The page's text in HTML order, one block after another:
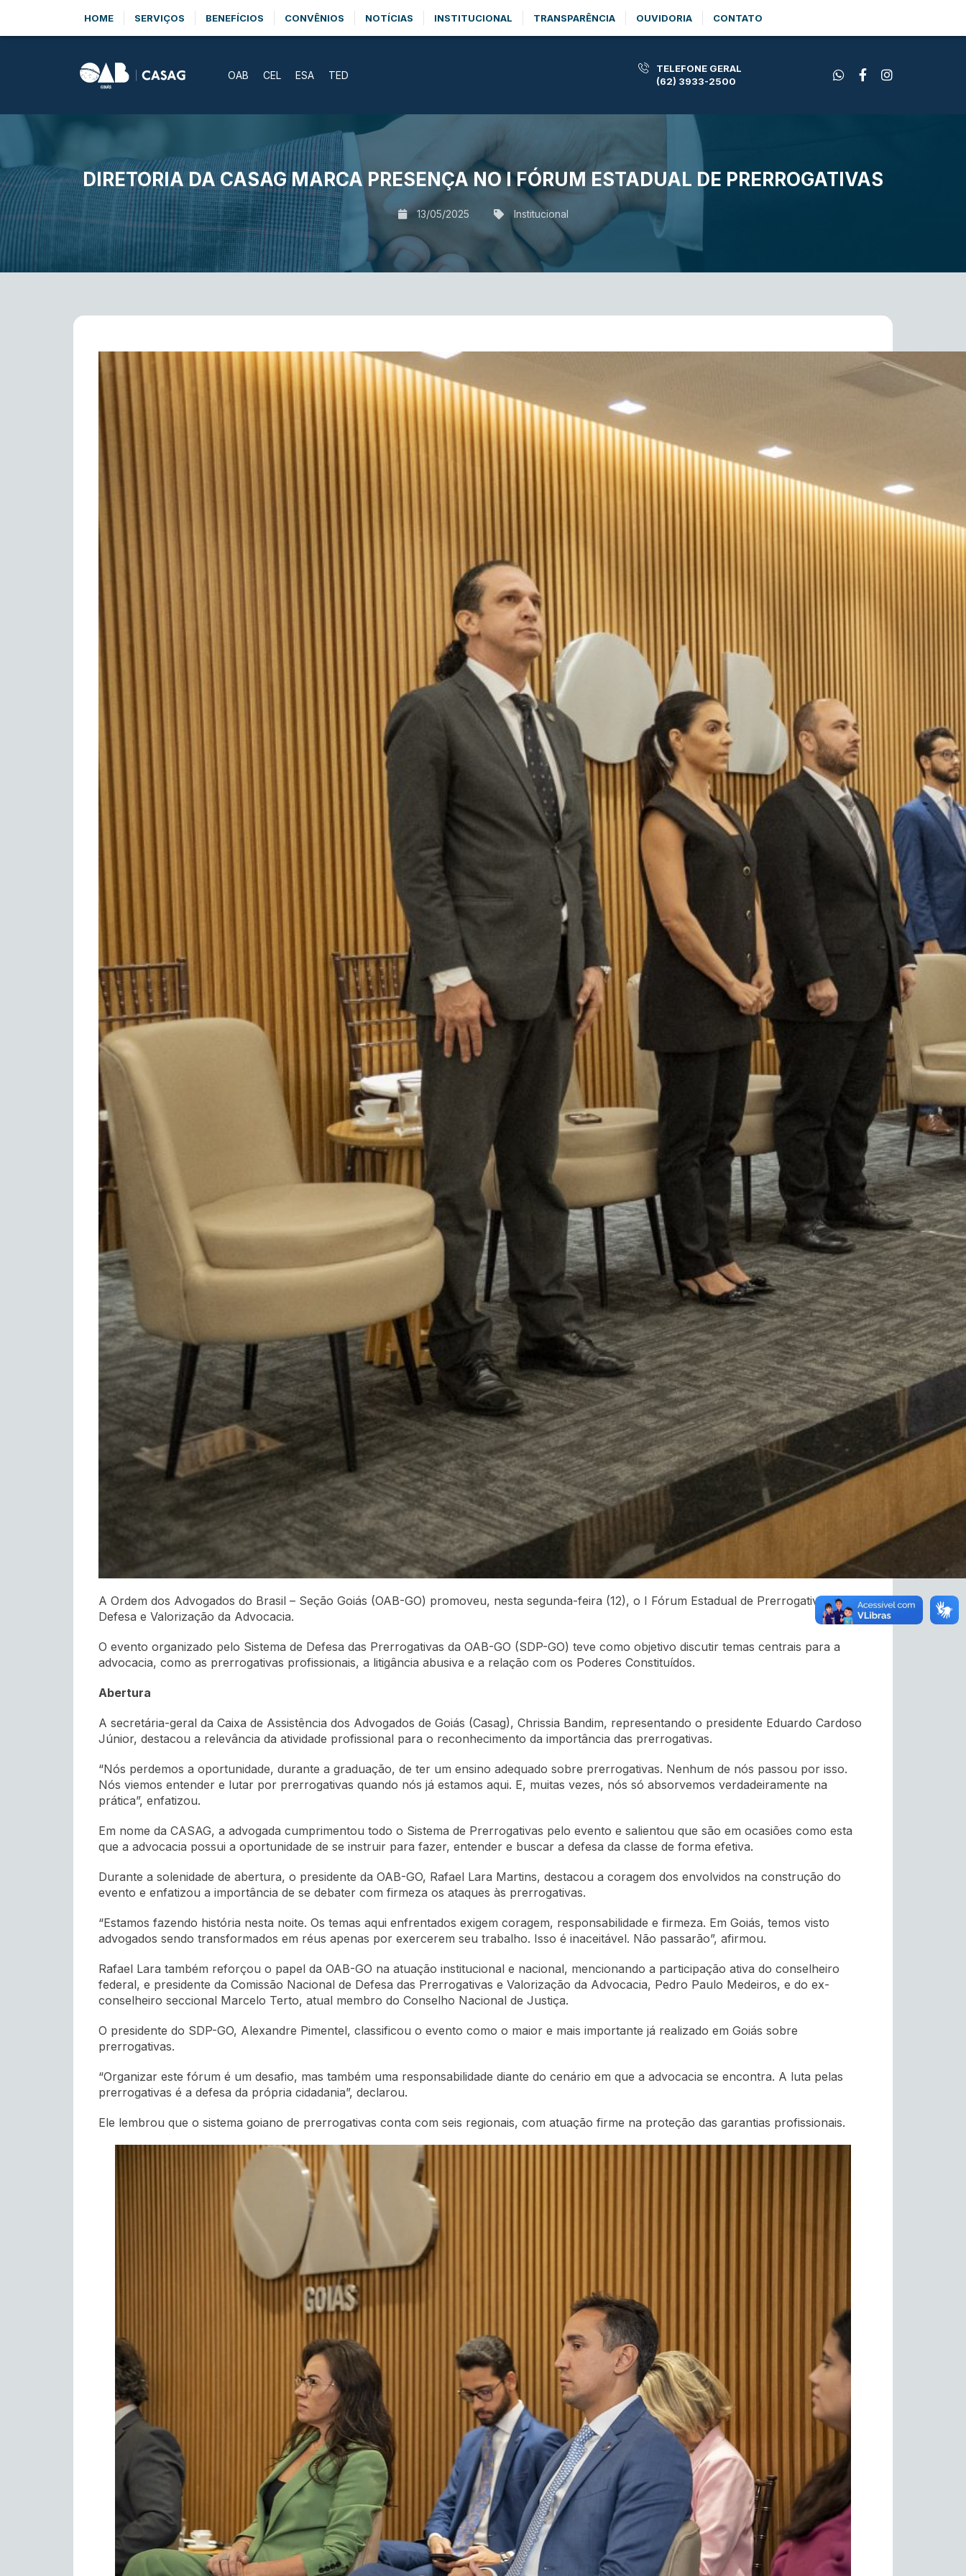
HOME SERVIÇOS BENEFÍCIOS CONVÊNIOS NOTÍCIAS INSTITUCIONAL TRANSPARÊNCIA OUVIDORIA CONTATO
OAB CEL ESA TED
TELEFONE GERAL
(62) 3933-2500
DIRETORIA DA CASAG MARCA PRESENÇA NO I FÓRUM ESTADUAL DE PRERROGATIVAS
13/05/2025 Institucional
A Ordem dos Advogados do Brasil – Seção Goiás (OAB-GO) promoveu, nesta segunda-feira (12), o I Fórum Estadual de Prerrogativas,
Defesa e Valorização da Advocacia.
O evento organizado pelo Sistema de Defesa das Prerrogativas da OAB-GO (SDP-GO) teve como objetivo discutir temas centrais para a
advocacia, como as prerrogativas profissionais, a litigância abusiva e a relação com os Poderes Constituídos.
Abertura
A secretária-geral da Caixa de Assistência dos Advogados de Goiás (Casag), Chrissia Bandim, representando o presidente Eduardo Cardoso
Júnior, destacou a relevância da atividade profissional para o reconhecimento da importância das prerrogativas.
“Nós perdemos a oportunidade, durante a graduação, de ter um ensino adequado sobre prerrogativas. Nenhum de nós passou por isso.
Nós viemos entender e lutar por prerrogativas quando nós já estamos aqui. E, muitas vezes, nós só absorvemos verdadeiramente na
prática”, enfatizou.
Em nome da CASAG, a advogada cumprimentou todo o Sistema de Prerrogativas pelo evento e salientou que são em ocasiões como esta
que a advocacia possui a oportunidade de se instruir para fazer, entender e buscar a defesa da classe de forma efetiva.
Durante a solenidade de abertura, o presidente da OAB-GO, Rafael Lara Martins, destacou a coragem dos envolvidos na construção do
evento e enfatizou a importância de se debater com firmeza os ataques às prerrogativas.
“Estamos fazendo história nesta noite. Os temas aqui enfrentados exigem coragem, responsabilidade e firmeza. Em Goiás, temos visto
advogados sendo transformados em réus apenas por exercerem seu trabalho. Isso é inaceitável. Não passarão”, afirmou.
Rafael Lara também reforçou o papel da OAB-GO na atuação institucional e nacional, mencionando a participação ativa do conselheiro
federal, e presidente da Comissão Nacional de Defesa das Prerrogativas e Valorização da Advocacia, Pedro Paulo Medeiros, e do ex-
conselheiro seccional Marcelo Terto, atual membro do Conselho Nacional de Justiça.
O presidente do SDP-GO, Alexandre Pimentel, classificou o evento como o maior e mais importante já realizado em Goiás sobre
prerrogativas.
“Organizar este fórum é um desafio, mas também uma responsabilidade diante do cenário em que a advocacia se encontra. A luta pelas
prerrogativas é a defesa da própria cidadania”, declarou.
Ele lembrou que o sistema goiano de prerrogativas conta com seis regionais, com atuação firme na proteção das garantias profissionais.